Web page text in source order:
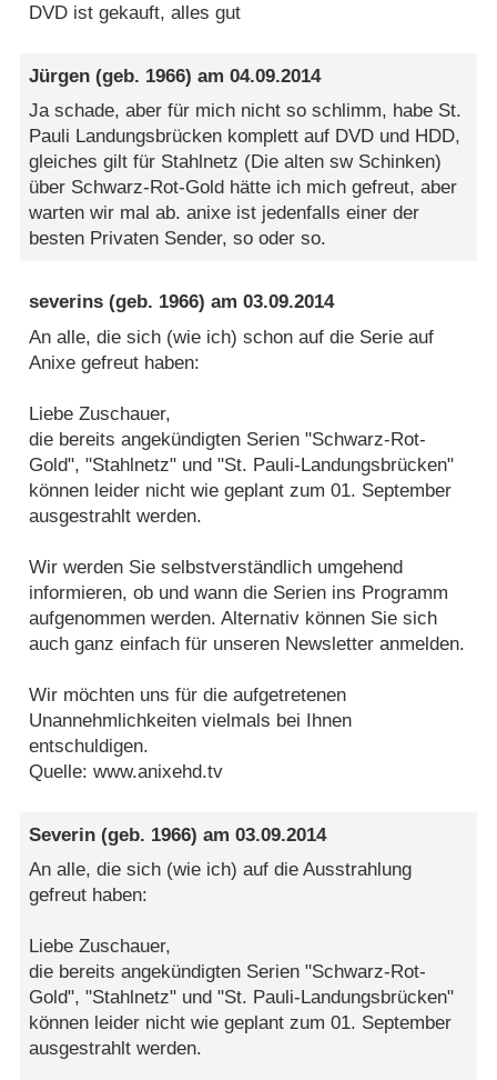
DVD ist gekauft, alles gut
Jürgen (geb. 1966) am04.09.2014
Ja schade, aber für mich nicht so schlimm, habe St.
Pauli Landungsbrücken komplett auf DVD und HDD,
gleiches gilt für Stahlnetz (Die alten sw Schinken)
über Schwarz-Rot-Gold hätte ich mich gefreut, aber
warten wir mal ab. anixe ist jedenfalls einer der
besten Privaten Sender, so oder so.
severins (geb. 1966) am03.09.2014
An alle, die sich (wie ich) schon auf die Serie auf
Anixe gefreut haben:
Liebe Zuschauer,
die bereits angekündigten Serien "Schwarz-Rot-
Gold", "Stahlnetz" und "St. Pauli-Landungsbrücken"
können leider nicht wie geplant zum 01. September
ausgestrahlt werden.
Wir werden Sie selbstverständlich umgehend
informieren, ob und wann die Serien ins Programm
aufgenommen werden. Alternativ können Sie sich
auch ganz einfach für unseren Newsletter anmelden.
Wir möchten uns für die aufgetretenen
Unannehmlichkeiten vielmals bei Ihnen
entschuldigen.
Quelle: www.anixehd.tv
Severin (geb. 1966) am03.09.2014
An alle, die sich (wie ich) auf die Ausstrahlung
gefreut haben:
Liebe Zuschauer,
die bereits angekündigten Serien "Schwarz-Rot-
Gold", "Stahlnetz" und "St. Pauli-Landungsbrücken"
können leider nicht wie geplant zum 01. September
ausgestrahlt werden.